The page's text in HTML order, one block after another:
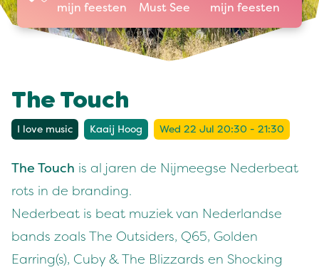
mijn feesten
Must See
mijn feesten
The Touch
I love music Kaaij Hoog Wed 22 Jul 20:30 - 21:30
The Touch is al jaren de Nijmeegse Nederbeat
rots in de branding.
Nederbeat is beat muziek van Nederlandse
bands zoals The Outsiders, Q65, Golden
Earring(s), Cuby & The Blizzards en Shocking